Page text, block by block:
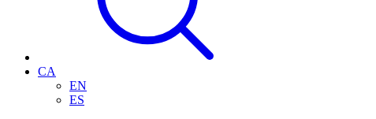
CA
EN
ES